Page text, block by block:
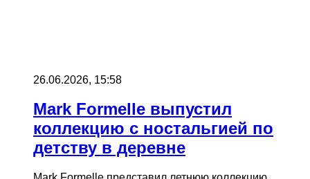
26.06.2026, 15:58
Mark Formelle выпустил
коллекцию с ностальгией по
детству в деревне